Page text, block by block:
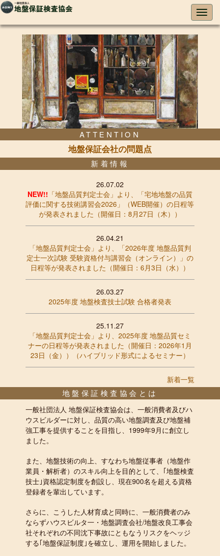
新着情報
26.07.02
NEW!! 「地盤品質判定士会」より、「宅地地盤の品質
評価に関する技術講習会2026」（WEB開催）の日程等
が発表されました（開催日：8月27日（木））
26.04.21
「地盤品質判定士会」より、「2026年度 地盤品質判
定士一次試験 受験資格付与講習会（オンライン）」の
日程等が発表されました（開催日：6月3日（水））
26.03.27
2025年度 地盤検査技士試験 合格者発表
25.11.27
「地盤品質判定士会」より、2025年度 地盤品質セミ
ナーの日程等が発表されました（開催日：2026年1月
23日（金））（ハイブリッド形式によるセミナー）
新着一覧
地盤保証検査協会とは
一般社団法人 地盤保証検査協会は、一般消費者及びハ
ウスビルダーに対し、品質の高い地盤調査及び地盤補
強工事を提供することを目指し、1999年9月に創立し
ました。
また、地盤技術の向上、すなわち地盤従事者（地盤作
業員・解析者）のスキル向上を目的として、｢地盤検査
技士｣資格認定制度を創設し、現在900名を超える資格
登録者を輩出しています。
さらに、こうした人材育成と同時に、一般消費者のみ
ならずハウスビルタ一・地盤調査会社/地盤改良工事会
社それぞれの不同沈下事故にともなうリスクをヘッジ
する｢地盤保証制度｣を確立し、運用を開始しました。
ATTENTION
地盤保証会社の問題点